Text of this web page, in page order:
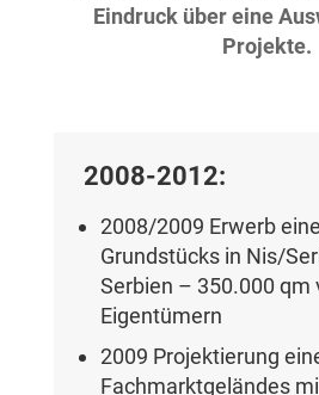
Eindruck über eine
Projekte.
2008-2012:
2008/2009 Erwerb
Grundstücks in Nis/
Serbien – 350.000 qm
Eigentümern
2009 Projektierung
Fachmarktgeländes